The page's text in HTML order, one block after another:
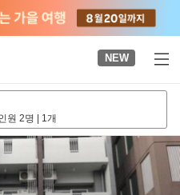
NEW
원 2명 | 1개